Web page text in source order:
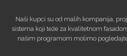
Naši kupci su od malih kompanija,
sistema koji teže za kvalitetnom
našim programom molimo